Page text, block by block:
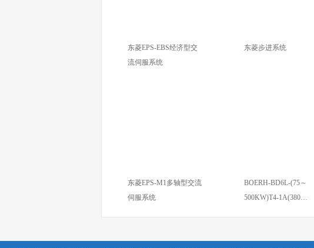
东菱EPS-EBS经济型交
流伺服系统
东菱步进系统
东菱EPS-M1多轴型交流
伺服系统
BOERH-BD6L-(75～
500KW)T4-1A(380…